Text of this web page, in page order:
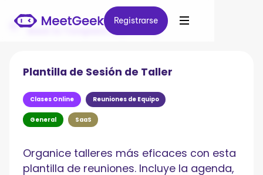
Registrarse
Registrarse
Back to Template Repository
Plantilla de Sesión de Taller
Clases Online Reuniones de Equipo
General SaaS
Organice talleres más eficaces con esta
plantilla de reuniones. Incluye la agenda,